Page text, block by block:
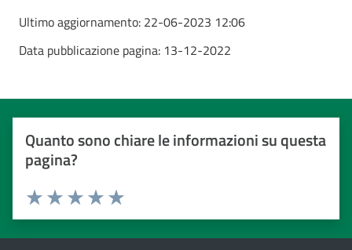
Ultimo aggiornamento: 22-06-2023 12:06
Data pubblicazione pagina: 13-12-2022
Quanto sono chiare le informazioni su questa
pagina?
Valuta da 1 a 5 stelle
Valuta 5 stelle su 5
Valuta 4 stelle su 5
Valuta 3 stelle su 5
Valuta 2 stelle su 5
Valuta 1 stelle su 5